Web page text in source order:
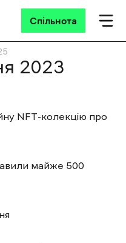
Спільнота
2023
NFT-колекцію про
майже 500